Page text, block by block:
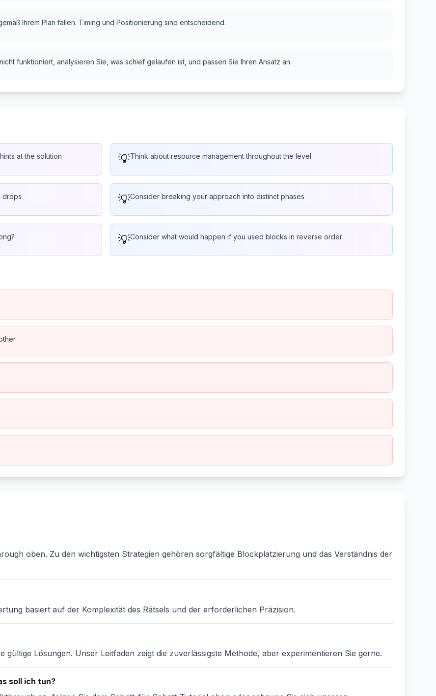
Ihrem Plan fallen. Timing und Positionierung sind entscheidend.
funktioniert, analysieren Sie, was schief gelaufen ist, und passen Sie Ihren Ansatz an.
at the solution 💡Think about resource management throughout the level
drops 💡Consider breaking your approach into distinct phases
💡Consider what would happen if you used blocks in reverse order
oben. Zu den wichtigsten Strategien gehören sorgfältige Blockplatzierung und das Verständnis der
basiert auf der Komplexität des Rätsels und der erforderlichen Präzision.
Lösungen. Unser Leitfaden zeigt die zuverlässigste Methode, aber experimentieren Sie gerne.
soll ich tun?